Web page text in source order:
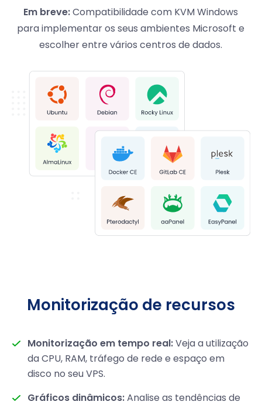
Em breve:Compatibilidade com KVM Windows
para implementar os seus ambientes Microsoft e
escolher entre vários centros de dados.
Monitorização de recursos
Monitorização em tempo real:Veja a utilização
da CPU, RAM, tráfego de rede e espaço em
disco no seu VPS.
Gráficos dinâmicos:Analise as tendências de